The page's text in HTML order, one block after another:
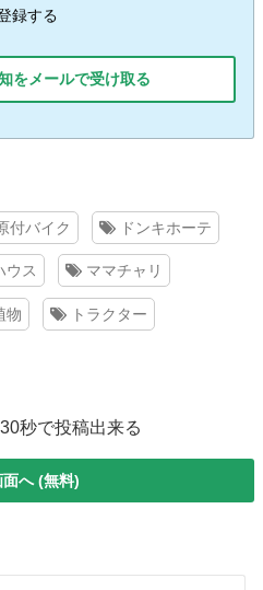
録する
をメールで受け取る
付バイク ドンキホーテ
ウス ママチャリ
物 トラクター
秒で投稿出来る
へ (無料)